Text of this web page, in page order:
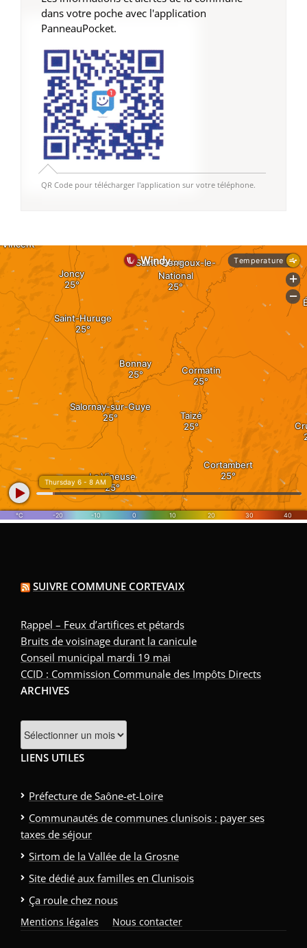
dans votre poche avec l'application
PanneauPocket.
QR Code pour télécharger l'application sur votre téléphone.
SUIVRE COMMUNE CORTEVAIX
Rappel – Feux d’artifices et pétards
Bruits de voisinage durant la canicule
Conseil municipal mardi 19 mai
CCID : Commission Communale des Impôts Directs
ARCHIVES
LIENS UTILES
Préfecture de Saône-et-Loire
Communautés de communes clunisois : payer ses
taxes de séjour
Sirtom de la Vallée de la Grosne
Site dédié aux familles en Clunisois
Ça roule chez nous
Mentions légales Nous contacter